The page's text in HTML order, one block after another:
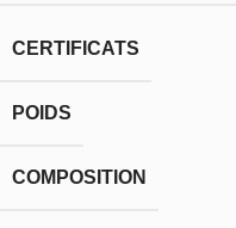
CERTIFICATS
POIDS
COMPOSITION